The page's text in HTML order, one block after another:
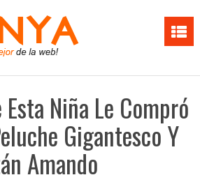
Niña Le Compró
Gigantesco Y
Amando